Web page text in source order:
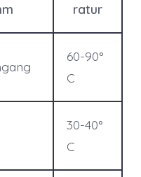
ratur
60-90°
C
30-40°
C